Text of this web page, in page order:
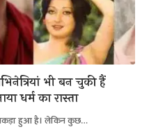
भी बन चुकी हैं
धर्म का रास्ता
जकड़ा हुआ है। लेकिन कुछ…